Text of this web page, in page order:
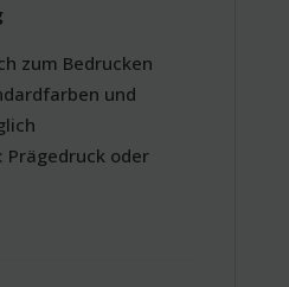
zum Bedrucken
und
Prägedruck oder